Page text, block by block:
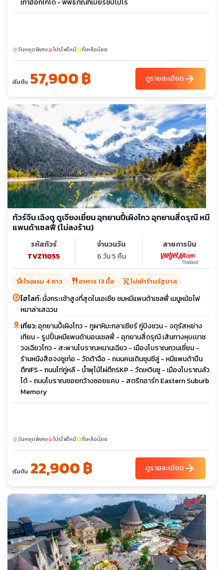
เก่าฮอกไกโด - พิพิธภัณฑ์เบียร์ซัปโปโร
sunnyวันหยุดพิเศษlocal_fire_departmentโปรไฟไหม้confirmation_numberที่เหลือน้อย
เริ่มต้น 57,900 ฿ ดูรายละเอียดarrow_forward
ทัวร์จีน เฉิงตู ตูเจียงเยี่ยน อุทยานปี้เผิงโกว อุทยานสี่ดรุณี หมี
แพนด้าเซลฟี่ (ไม่ลงร้าน)
รหัสทัวร์
TVZ11055
จำนวนวัน
6 วัน 5 คืน
สายการบิน
hotel_classโรงแรม 4 ดาว restaurant อาหาร 13 มื้อ shopping_cart_offไม่เข้าร้านรัฐบาล
ไฮไลท์:นั่งกระเช้าสูงที่สุดในเอเชีย ชมหมีแพนด้าเซลฟี่ เมนูหม้อไฟ
หมาล่าเสฉวน
เที่ยว:อุทยานปี้เผิงโกว - ภูผาหิมะกลาเซียร์ กู่ปิงชวน - จตุรัสหย่าง
เทียน - รูปปั้นหมีแพนด้านอนเซลฟี่ - อุทยานสี่ดรุณี เส้นทางหุบเขาซ
วงเฉียวโกว - สะพานโบราณหนานเฉียว - เมืองโบราณกวนเซี่ยน -
ร้านหนังสือจงซูเก๋อ - วัดต้าฉือ - ถนนคนเดินซุนซีลู่ - หมีแพนด้าปีน
ตึกIFS - ถนนไท่กู่หลี - น้ำพุไม้ไผ่ตึกSKP - วัดเหวินซู - เมืองโบราณลัว
ไต้ - ถนนโบราณซอยกว้างซอยแคบ - สตรีทอาร์ท Eastern Suburb
Memory
sunnyวันหยุดพิเศษlocal_fire_departmentโปรไฟไหม้confirmation_numberที่เหลือน้อย
เริ่มต้น 22,900 ฿ ดูรายละเอียดarrow_forward